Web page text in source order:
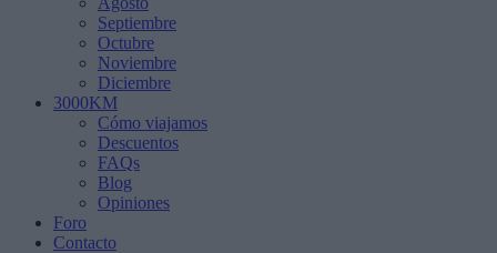
Septiembre
Octubre
Noviembre
Diciembre
3000KM
Cómo viajamos
Descuentos
FAQs
Blog
Opiniones
Foro
Contacto